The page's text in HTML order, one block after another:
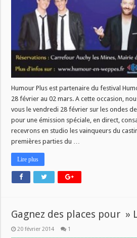
Humour Plus est partenaire du festival
28 février au 02 mars. A cette occasion,
vous le vendredi 28 février sur les ondes
pour une émission spéciale, en direct,
recevrons en studio les vainqueurs du
premières parties du …
Lire plus
Gagnez des places pour »
20 février 2014 1